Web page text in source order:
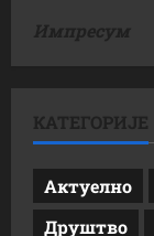
Импресум
КАТЕГОРИЈЕ
Актуелно
Друштво